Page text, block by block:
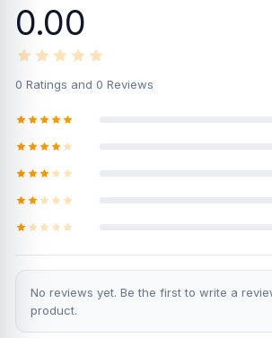
0.00
0 Ratings and 0 Reviews
No reviews yet. Be the first to write a
product.